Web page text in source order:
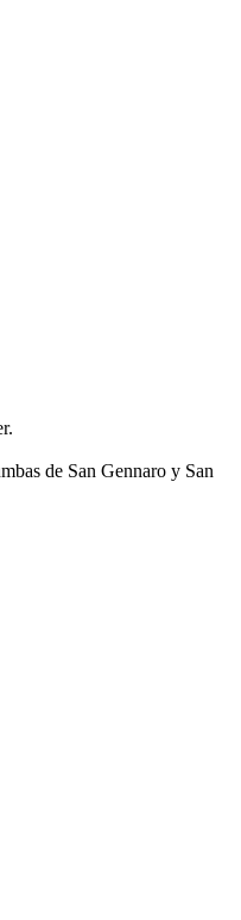
de San Gennaro y San